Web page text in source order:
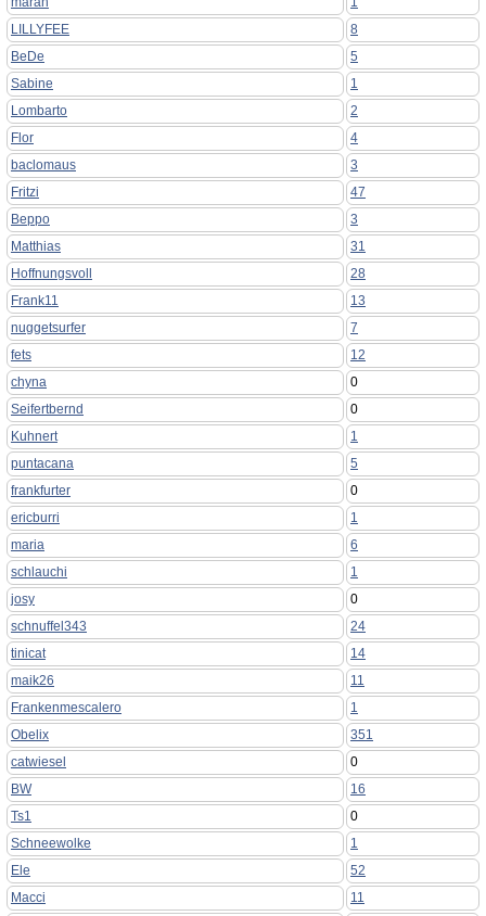
LILLYFEE
8
BeDe
5
Sabine
1
Lombarto
2
Flor
4
baclomaus
3
Fritzi
47
Beppo
3
Matthias
31
Hoffnungsvoll
28
Frank11
13
nuggetsurfer
7
fets
12
chyna
0
Seifertbernd
0
Kuhnert
1
puntacana
5
frankfurter
0
ericburri
1
maria
6
schlauchi
1
josy
0
schnuffel343
24
tinicat
14
maik26
11
Frankenmescalero
1
Obelix
351
catwiesel
0
BW
16
Ts1
0
Schneewolke
1
Ele
52
Macci
11